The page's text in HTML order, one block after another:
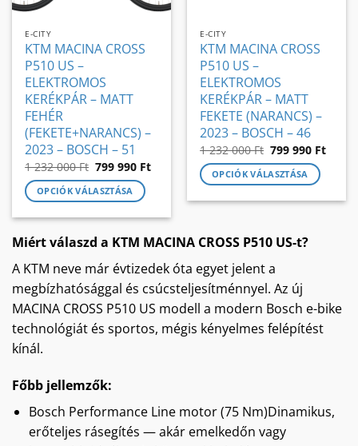
E-CITY
KTM MACINA CROSS
P510 US –
ELEKTROMOS
KERÉKPÁR – MATT
FEHÉR
(FEKETE+NARANCS) –
2023 – BOSCH – 51
1 232 000Ft Original
price
was:
1
232
000 Ft.
799 990 FtCurrent
price
OPCIÓK VÁLASZTÁSA
terméknek
variációja
van.
A
változatok
a
választhatók
ki
E-CITY
KTM MACINA CROSS
P510 US –
ELEKTROMOS
KERÉKPÁR – MATT
FEKETE (NARANCS) –
2023 – BOSCH – 46
1 232 000Ft Original
price
was:
1
232
000 Ft.
799 990 Ft
price
OPCIÓK VÁLASZTÁSA
több
variációja
van.
A
változatok
a
Miért válaszd a KTM MACINA CROSS P510 US-t?
A KTM neve már évtizedek óta egyet jelent a
megbízhatósággal és csúcsteljesítménnyel. Az új
MACINA CROSS P510 US modell a modern Bosch e-bike
technológiát és sportos, mégis kényelmes felépítést
kínál.
Főbb jellemzők:
Bosch Performance Line motor (75 Nm)Dinamikus,
erőteljes rásegítés — akár emelkedőn vagy